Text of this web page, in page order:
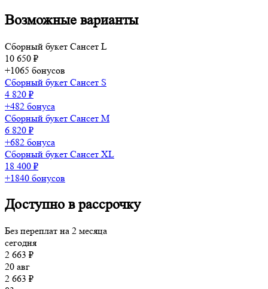
Возможные варианты
Сборный букет Сансет L
10 650 ₽
+1065 бонусов
Сборный букет Сансет S
4 820 ₽
+482 бонуса
Сборный букет Сансет M
6 820 ₽
+682 бонуса
Сборный букет Сансет XL
18 400 ₽
+1840 бонусов
Доступно в рассрочку
Без переплат на 2 месяца
сегодня
2 663 ₽
20 авг
2 663 ₽